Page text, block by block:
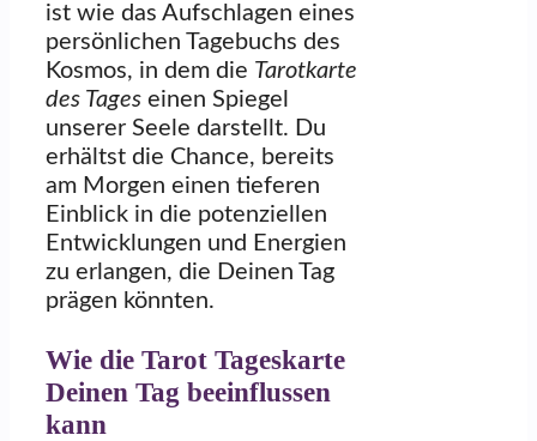
ist wie das Aufschlagen eines
persönlichen Tagebuchs des
Kosmos, in dem die Tarotkarte
des Tages einen Spiegel
unserer Seele darstellt. Du
erhältst die Chance, bereits
am Morgen einen tieferen
Einblick in die potenziellen
Entwicklungen und Energien
zu erlangen, die Deinen Tag
prägen könnten.
Wie die Tarot Tageskarte
Deinen Tag beeinflussen
kann